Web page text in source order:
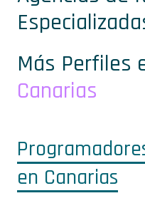
Más Perfiles
Canarias
en Canarias